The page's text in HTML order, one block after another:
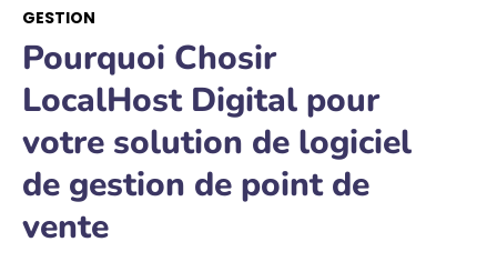
GESTION
Pourquoi Chosir
LocalHost Digital pour
votre solution de logiciel
de gestion de point de
vente